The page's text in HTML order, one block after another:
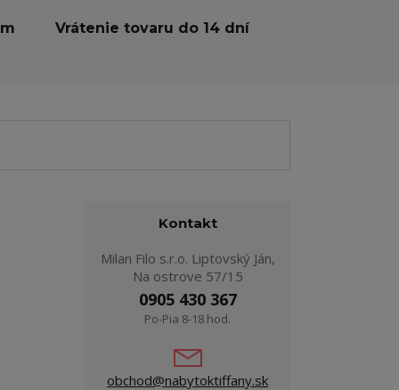
Vrátenie tovaru do 14 dní
Kontakt
Milan Filo s.r.o. Liptovský Ján,
Na ostrove 57/15
0905 430 367
Po-Pia 8-18 hod.
obchod@nabytoktiffany.sk